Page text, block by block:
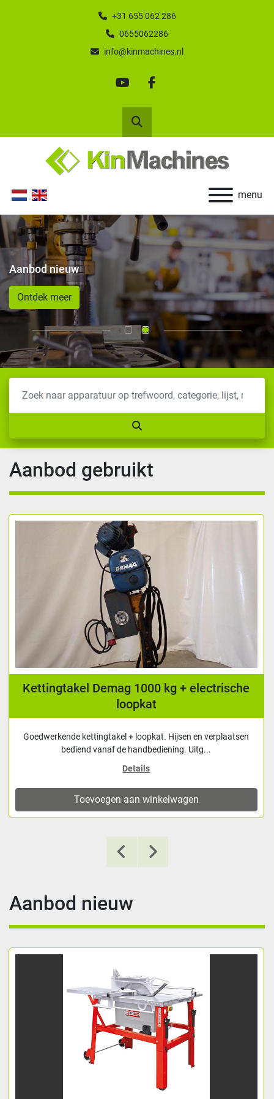
+31 655 062 286
0655062286
info@kinmachines.nl
youtubefacebook
Zoek
menu
Aanbod nieuw
Ontdek meer
Aanbod gebruikt
Kettingtakel Demag 1000 kg + electrische
loopkat
Goedwerkende kettingtakel + loopkat. Hijsen en verplaatsen
bediend vanaf de handbediening. Uitg...
Details
Toevoegen aan winkelwagen
Aanbod nieuw